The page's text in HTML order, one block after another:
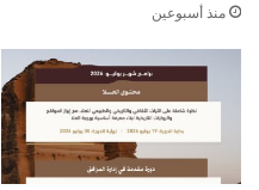
منذ أسبوعين